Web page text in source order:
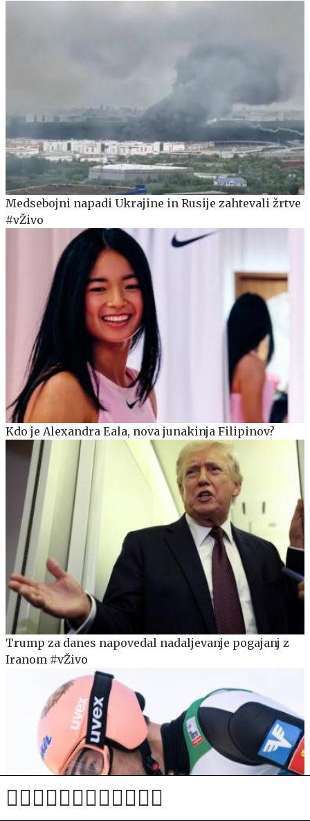
Medsebojni napadi Ukrajine in Rusije zahtevali žrtve
#vŽivo
Kdo je Alexandra Eala, nova junakinja Filipinov?
Trump za danes napovedal nadaljevanje pogajanj z
Iranom #vŽivo